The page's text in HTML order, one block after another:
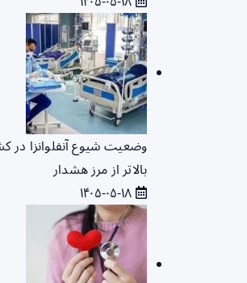
وضعیت شیوع آنفلوانزا در
بالاتر از مرز هشدار